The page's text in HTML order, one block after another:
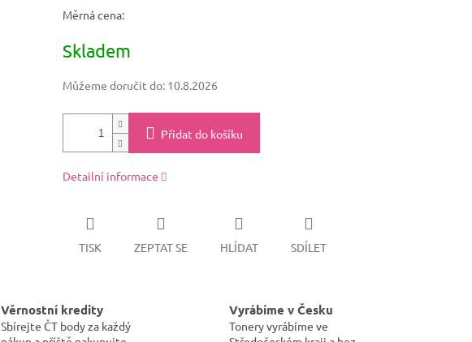
Měrná cena:
Skladem
Můžeme doručit do: 10.8.2026
Přidat do košíku
Detailní informace
TISK ZEPTAT SE HLÍDAT SDÍLET
Věrnostní kredity
Sbírejte ČT body za každý
Vyrábíme v Česku
Tonery vyrábíme ve